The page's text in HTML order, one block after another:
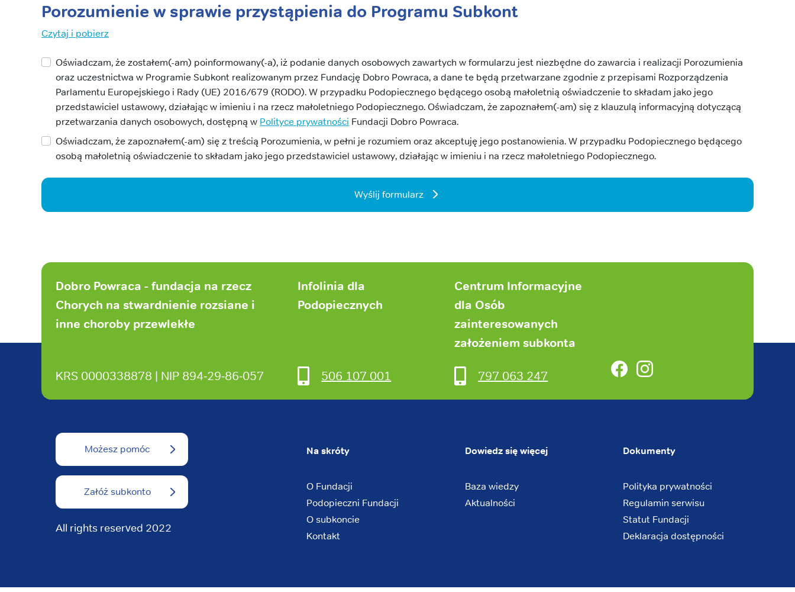
Porozumienie w sprawie przystąpienia do Programu Subkont
Czytaj i pobierz
Oświadczam, że zostałem(-am) poinformowany(-a), iż podanie danych osobowych zawartych w formularzu jest niezbędne do zawarcia i realizacji Porozumienia
oraz uczestnictwa w Programie Subkont realizowanym przez Fundację Dobro Powraca, a dane te będą przetwarzane zgodnie z przepisami Rozporządzenia
Parlamentu Europejskiego i Rady (UE) 2016/679 (RODO). W przypadku Podopiecznego będącego osobą małoletnią oświadczenie to składam jako jego
przedstawiciel ustawowy, działając w imieniu i na rzecz małoletniego Podopiecznego. Oświadczam, że zapoznałem(-am) się z klauzulą informacyjną dotyczącą
przetwarzania danych osobowych, dostępną w Polityce prywatności Fundacji Dobro Powraca.
Oświadczam, że zapoznałem(-am) się z treścią Porozumienia, w pełni je rozumiem oraz akceptuję jego postanowienia. W przypadku Podopiecznego będącego
osobą małoletnią oświadczenie to składam jako jego przedstawiciel ustawowy, działając w imieniu i na rzecz małoletniego Podopiecznego.
Wyślij formularz
Dobro Powraca - fundacja na rzecz
Chorych na stwardnienie rozsiane i
inne choroby przewlekłe
KRS 0000338878 | NIP 894‑29‑86‑057
Infolinia dla
Podopiecznych
506 107 001
Centrum Informacyjne
dla Osób
zainteresowanych
założeniem subkonta
797 063 247
FacebookInstagram
Możesz pomóc
Załóż subkonto
All rights reserved 2022
Na skróty
O Fundacji
Podopieczni Fundacji
O subkoncie
Kontakt
Dowiedz się więcej
Baza wiedzy
Aktualności
Dokumenty
Polityka prywatności
Regulamin serwisu
Statut Fundacji
Deklaracja dostępności